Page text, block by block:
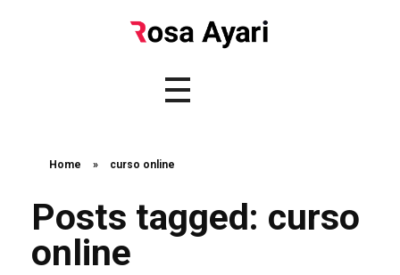
Home » curso online
Posts tagged: curso
online